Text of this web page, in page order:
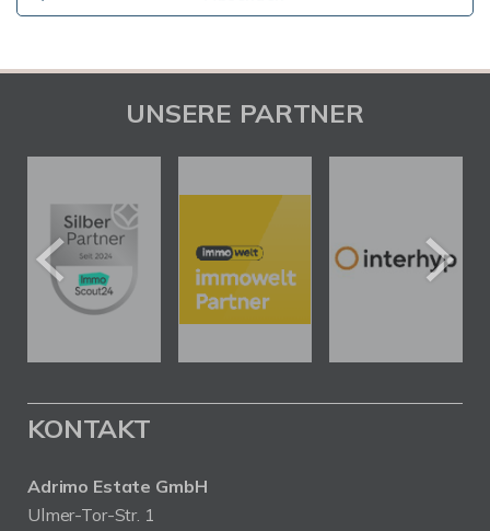
UNSERE PARTNER
KONTAKT
Adrimo Estate GmbH
Ulmer-Tor-Str. 1